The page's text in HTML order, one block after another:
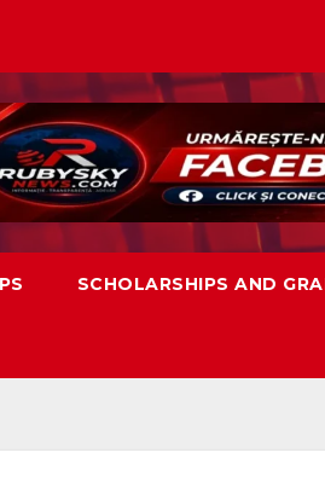
SCHOLARSHIPS AND